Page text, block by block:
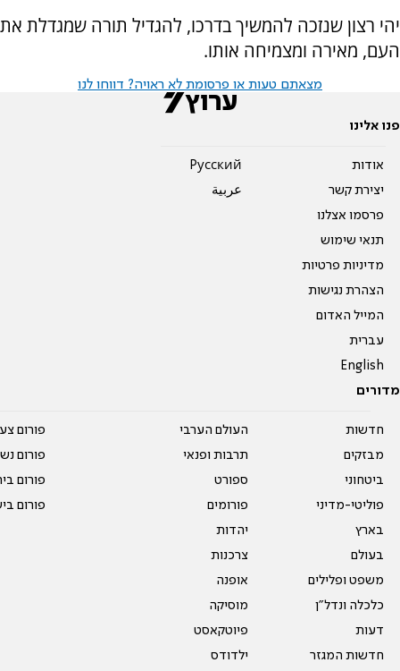
יהי רצון שנזכה להמשיך בדרכו, להגדיל תורה שמגדלת את
העם, מאירה ומצמיחה אותו.
מצאתם טעות או פרסומת לא ראויה? דווחו לנו
פנו אלינו
אודות
יצירת קשר
פרסמו אצלנו
תנאי שימוש
מדיניות פרטיות
הצהרת נגישות
המייל האדום
עברית
English
Pусский
عربية
מדורים
חדשות
מבזקים
ביטחוני
פוליטי-מדיני
בארץ
בעולם
משפט ופלילים
כלכלה ונדל"ן
דעות
חדשות המגזר
העולם הערבי
תרבות ופנאי
ספורט
פורומים
יהדות
צרכנות
אופנה
מוסיקה
פיוטקאסט
ילדודס
פורום
פורום
פורום
פורום